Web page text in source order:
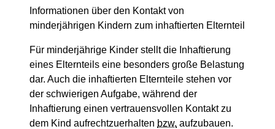
Informationen über den Kontakt von
minderjährigen Kindern zum inhaftierten Elternteil
Für minderjährige Kinder stellt die Inhaftierung
eines Elternteils eine besonders große Belastung
dar. Auch die inhaftierten Elternteile stehen vor
der schwierigen Aufgabe, während der
Inhaftierung einen vertrauensvollen Kontakt zu
dem Kind aufrechtzuerhalten bzw. aufzubauen.